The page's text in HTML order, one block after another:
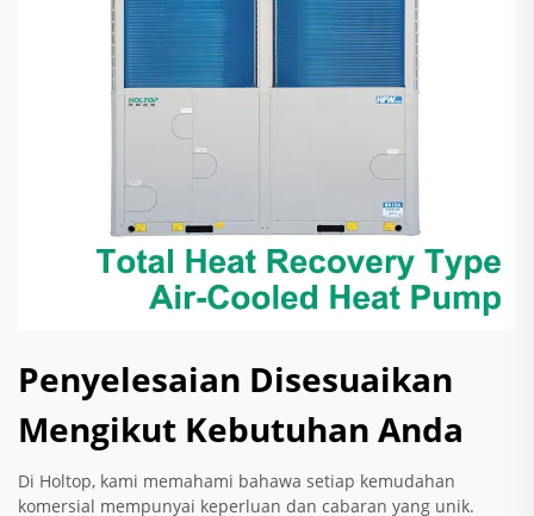
Penyelesaian Disesuaikan
Mengikut Kebutuhan Anda
Di Holtop, kami memahami bahawa setiap kemudahan
komersial mempunyai keperluan dan cabaran yang unik.